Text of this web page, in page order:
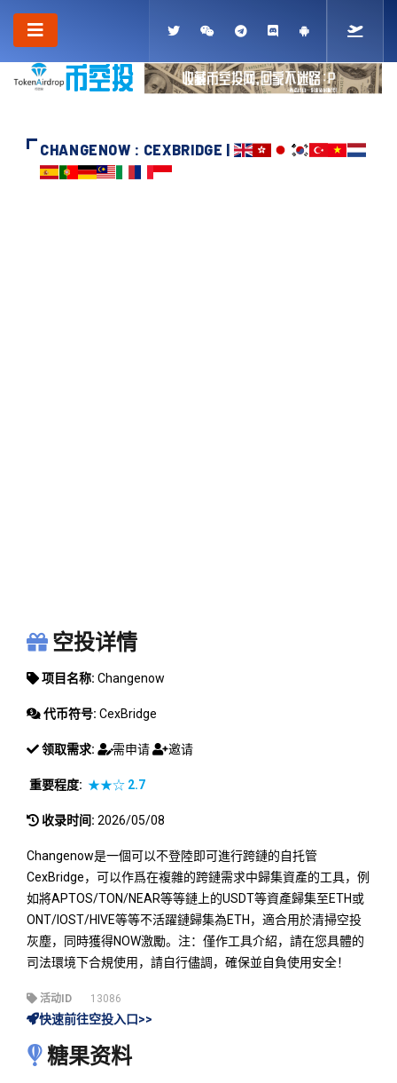
CHANGENOW : CEXBRIDGE |
空投详情
项目名称: Changenow
代币符号: CexBridge
领取需求: 需申请 邀请
重要程度: ★★☆ 2.7
收录时间: 2026/05/08
Changenow是一個可以不登陸即可進行跨鏈的自托管
CexBridge，可以作爲在複雜的跨鏈需求中歸集資產的工具，例
如將APTOS/TON/NEAR等等鏈上的USDT等資產歸集至ETH或
ONT/IOST/HIVE等等不活躍鏈歸集為ETH，適合用於清掃空投
灰塵，同時獲得NOW激勵。注：僅作工具介紹，請在您具體的
司法環境下合規使用，請自行儘調，確保並自負使用安全！
活动ID 13086
快速前往空投入口>>
糖果资料